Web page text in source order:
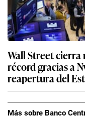
Wall Street cierra
récord gracias a
reapertura del
Más sobre Banco